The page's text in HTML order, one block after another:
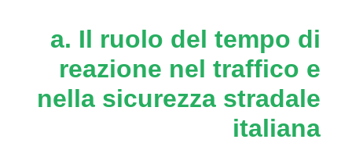
a. Il ruolo del tempo di
reazione nel traffico e
nella sicurezza stradale
italiana